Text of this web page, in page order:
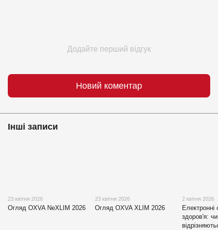
Додайте перший відгук
Новий коментар
Інші записи
23 квітня 2026
Огляд OXVA NeXLIM 2026
23 квітня 2026
Огляд OXVA XLIM 2026
2 квітня 2026
Електронні
здоров'я: